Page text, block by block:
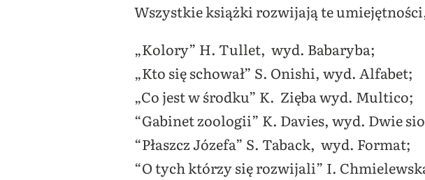
Wszystkie książki rozwijają te
„Kolory” H. Tullet, wyd. Babaryba;
„Kto się schował” S. Onishi, wyd. Alfabet;
„Co jest w środku” K. Zięba wyd. Multico;
“Gabinet zoologii” K. Davies, wyd. Dwie
“Płaszcz Józefa” S. Taback, wyd. Format;
“O tych którzy się rozwijali” I.